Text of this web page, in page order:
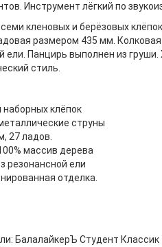
Инструмент лёгкий по
кленовых и берёзовых
размером 435 мм.
ели. Панцирь выполнен из
стиль.
наборных клёпок
струны
27 ладов.
массив дерева
резонансной ели
отделка.
БалалайкерЪ Студент Классик